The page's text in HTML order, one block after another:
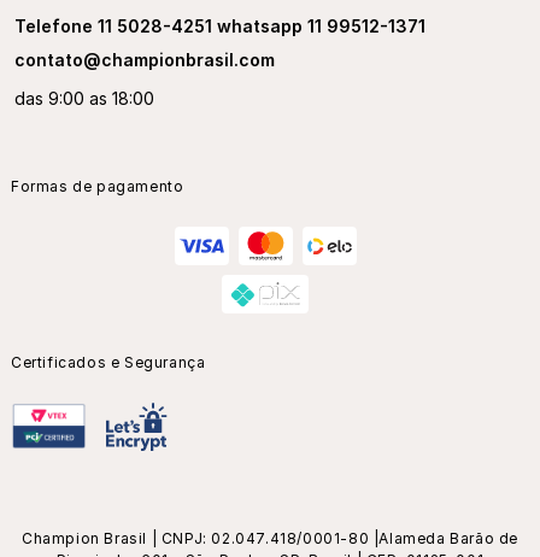
Telefone 11 5028-4251 whatsapp 11 99512-1371
contato@championbrasil.com
das 9:00 as 18:00
Formas de pagamento
Certificados e Segurança
Champion Brasil | CNPJ: 02.047.418/0001-80 |Alameda Barão de